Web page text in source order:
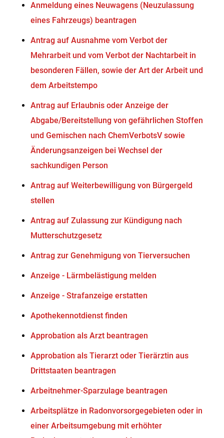
Anmeldung eines Neuwagens (Neuzulassung
eines Fahrzeugs) beantragen
Antrag auf Ausnahme vom Verbot der
Mehrarbeit und vom Verbot der Nachtarbeit in
besonderen Fällen, sowie der Art der Arbeit und
dem Arbeitstempo
Antrag auf Erlaubnis oder Anzeige der
Abgabe/Bereitstellung von gefährlichen Stoffen
und Gemischen nach ChemVerbotsV sowie
Änderungsanzeigen bei Wechsel der
sachkundigen Person
Antrag auf Weiterbewilligung von Bürgergeld
stellen
Antrag auf Zulassung zur Kündigung nach
Mutterschutzgesetz
Antrag zur Genehmigung von Tierversuchen
Anzeige - Lärmbelästigung melden
Anzeige - Strafanzeige erstatten
Apothekennotdienst finden
Approbation als Arzt beantragen
Approbation als Tierarzt oder Tierärztin aus
Drittstaaten beantragen
Arbeitnehmer-Sparzulage beantragen
Arbeitsplätze in Radonvorsorgegebieten oder in
einer Arbeitsumgebung mit erhöhter